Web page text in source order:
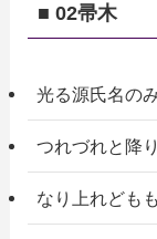
■ 02帚木
光る源氏名の
つれづれと降
なり上れども